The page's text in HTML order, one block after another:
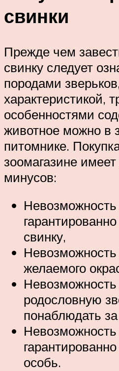
свинки
Прежде чем
свинку следует
породами
характеристикой,
особенностями
животное можно в
питомнике.
зоомагазине
минусов:
свинку,
желаемого
родословную
понаблюдать
Невозможность
особь.